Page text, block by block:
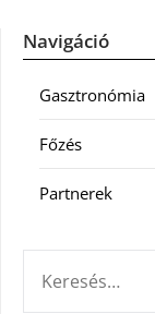
Navigáció
Gasztronómia
Főzés
Partnerek